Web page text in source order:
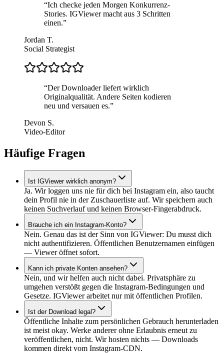
“Ich checke jeden Morgen Konkurrenz-
Stories. IGViewer macht aus 3 Schritten
einen.”
Jordan T.
Social Strategist
“Der Downloader liefert wirklich
Originalqualität. Andere Seiten kodieren
neu und versauen es.”
Devon S.
Video-Editor
Häufige Fragen
Ist IGViewer wirklich anonym?
Ja. Wir loggen uns nie für dich bei Instagram ein, also taucht
dein Profil nie in der Zuschauerliste auf. Wir speichern auch
keinen Suchverlauf und keinen Browser-Fingerabdruck.
Brauche ich ein Instagram-Konto?
Nein. Genau das ist der Sinn von IGViewer: Du musst dich
nicht authentifizieren. Öffentlichen Benutzernamen einfügen
— Viewer öffnet sofort.
Kann ich private Konten ansehen?
Nein, und wir helfen auch nicht dabei. Privatsphäre zu
umgehen verstößt gegen die Instagram-Bedingungen und
Gesetze. IGViewer arbeitet nur mit öffentlichen Profilen.
Ist der Download legal?
Öffentliche Inhalte zum persönlichen Gebrauch herunterladen
ist meist okay. Werke anderer ohne Erlaubnis erneut zu
veröffentlichen, nicht. Wir hosten nichts — Downloads
kommen direkt vom Instagram-CDN.